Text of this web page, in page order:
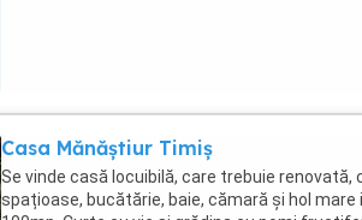
Casa Mănăștiur Timiș
Se vinde casă locuibilă, care trebuie renovată,
spațioase, bucătărie, baie, cămară și hol mare